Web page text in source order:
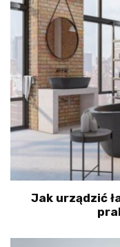
Jak urządzić